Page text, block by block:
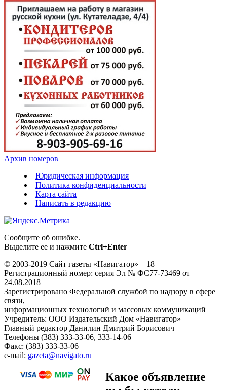
Архив номеров
Юридическая информация
Политика конфиденциальности
Карта сайта
Написать в редакцию
Сообщите об ошибке.
Выделите ее и нажмите Ctrl+Enter
© 2003-2019 Сайт газеты «Навигатор» 18+
Регистрационный номер: серия Эл № ФС77-73469 от
24.08.2018
Зарегистрировано Федеральной службой по надзору в сфере
связи,
информационных технологий и массовых коммуникаций
Учредитель: ООО Издательский Дом «Навигатор»
Главный редактор Данилин Дмитрий Борисович
Телефоны (383) 333-33-06, 333-14-06
Факс: (383) 333-33-06
e-mail: gazeta@navigato.ru
Какое объявление